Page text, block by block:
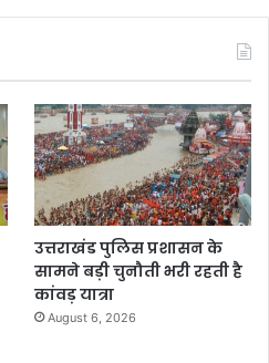
उत्तराखंड पुलिस प्रशासन के
सामने बड़ी चुनौती भरी रहती है
कांवड़ यात्रा
August 6, 2026